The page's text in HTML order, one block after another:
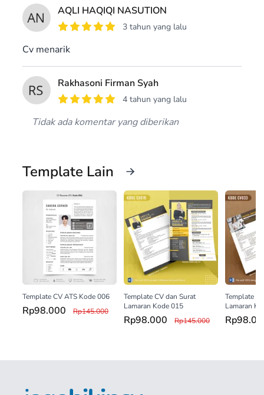
AQLI HAQIQI NASUTION
3 tahun yang lalu
Cv menarik
Rakhasoni Firman Syah
4 tahun yang lalu
Tidak ada komentar yang diberikan
Template Lain
Template CV ATS Kode 006
Rp98.000 Rp145.000
Template CV dan Surat
Lamaran Kode 015
Rp98.000 Rp145.000
Template
Lamaran